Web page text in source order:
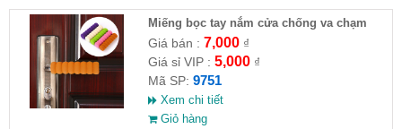
Miếng bọc tay nắm cửa chống va chạm
Giá bán : 7,000₫
Giá sỉ VIP : 5,000₫
Mã SP: 9751
Xem chi tiết
Giỏ hàng